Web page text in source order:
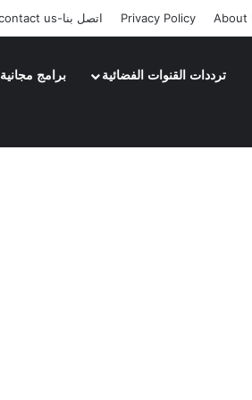
Privacy Policy اتصل بنا-contact us
ترددات القنوات الفضائية برامج مجانية